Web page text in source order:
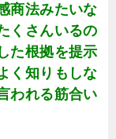
商法みたいな
くさんいるの
た根拠を提示
く知りもしな
われる筋合い